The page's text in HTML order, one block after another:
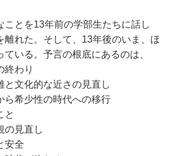
とを13年前の学部生たちに話し
離れた。そして、13年後のいま、ほ
ている。予言の根底にあるのは、
わり
文化的な近さの見直し
希少性の時代への移行
見直し
全